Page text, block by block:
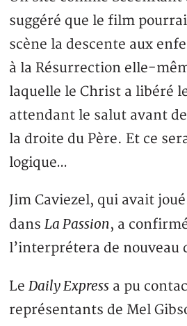
suggéré que le film
scène la descente aux
à la Résurrection elle-
laquelle le Christ a libéré
attendant le salut avant
la droite du Père. Et ce
logique…
Jim Caviezel, qui avait
dansLa Passion, a
l’interprétera de nouveau
LeDaily Express a pu
représentants de Mel